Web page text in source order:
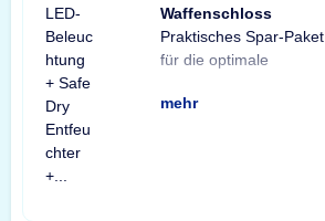
Waffenschloss
Praktisches Spar-Paket
für die optimale
Ausstattung Ihres
Waffenschranks. Das
Spar-Paket besteht aus
einer X-Light LED-
Tresorbeleuchtung mit
Bewegungssensor, einem
Safe Dry Entfeuchter für
Schränke und Tresore
sowie einem GunControl
Waffenschloss. Profitieren
Sie von dem
unschlagbaren
mehr